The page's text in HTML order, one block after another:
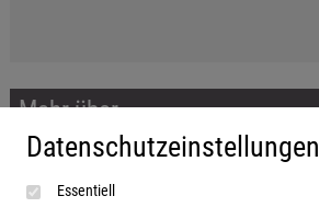
Mehr über...
Impressum
AGB
Datenschutzeinstellungen
Essentiell